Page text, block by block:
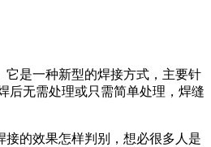
是一种新型的焊接方式，主要针
后无需处理或只需简单处理，焊缝
的效果怎样判别，想必很多人是